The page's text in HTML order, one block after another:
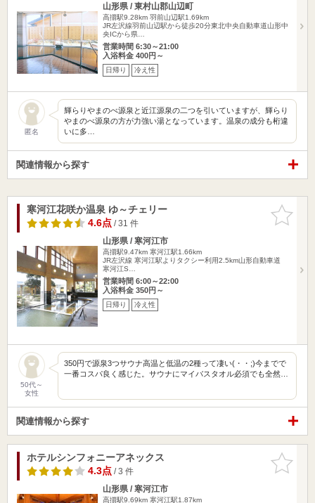
山形県 / 東村山郡山辺町
高擶駅9.28km 羽前山辺駅1.69km
JR左沢線羽前山辺駅から徒歩20分東北中央自動車道山形中
央ICから県…
営業時間 6:30～21:00
入浴料金 400円～
日帰り 冷え性
匿名
輝らりやまのべ源泉と近江源泉の二つを引いていますが、輝らり
やまのべ源泉の方が力強い湯となっています。温泉の成分も桁違
いに多…
関連情報から探す
お気に入
りに追加
寒河江花咲か温泉 ゆ～チェリー
4.6点/ 31 件
山形県 / 寒河江市
高擶駅9.47km 寒河江駅1.66km
JR左沢線 寒河江駅よりタクシー利用2.5km山形自動車道
寒河江S…
営業時間 6:00～22:00
入浴料金 350円～
日帰り 冷え性
50代～
女性
350円で源泉3つサウナ高温と低温の2種って凄い(・・;)今までで
一番コスパ良く感じた。サウナにマイバスタオル必須でも全然…
関連情報から探す
お気に入
りに追加
ホテルシンフォニーアネックス
4.3点/ 3 件
山形県 / 寒河江市
高擶駅9.69km 寒河江駅1.87km